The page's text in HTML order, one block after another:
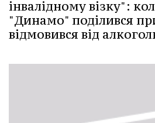
інвалідному візку":
"Динамо" поділився
відмовився від